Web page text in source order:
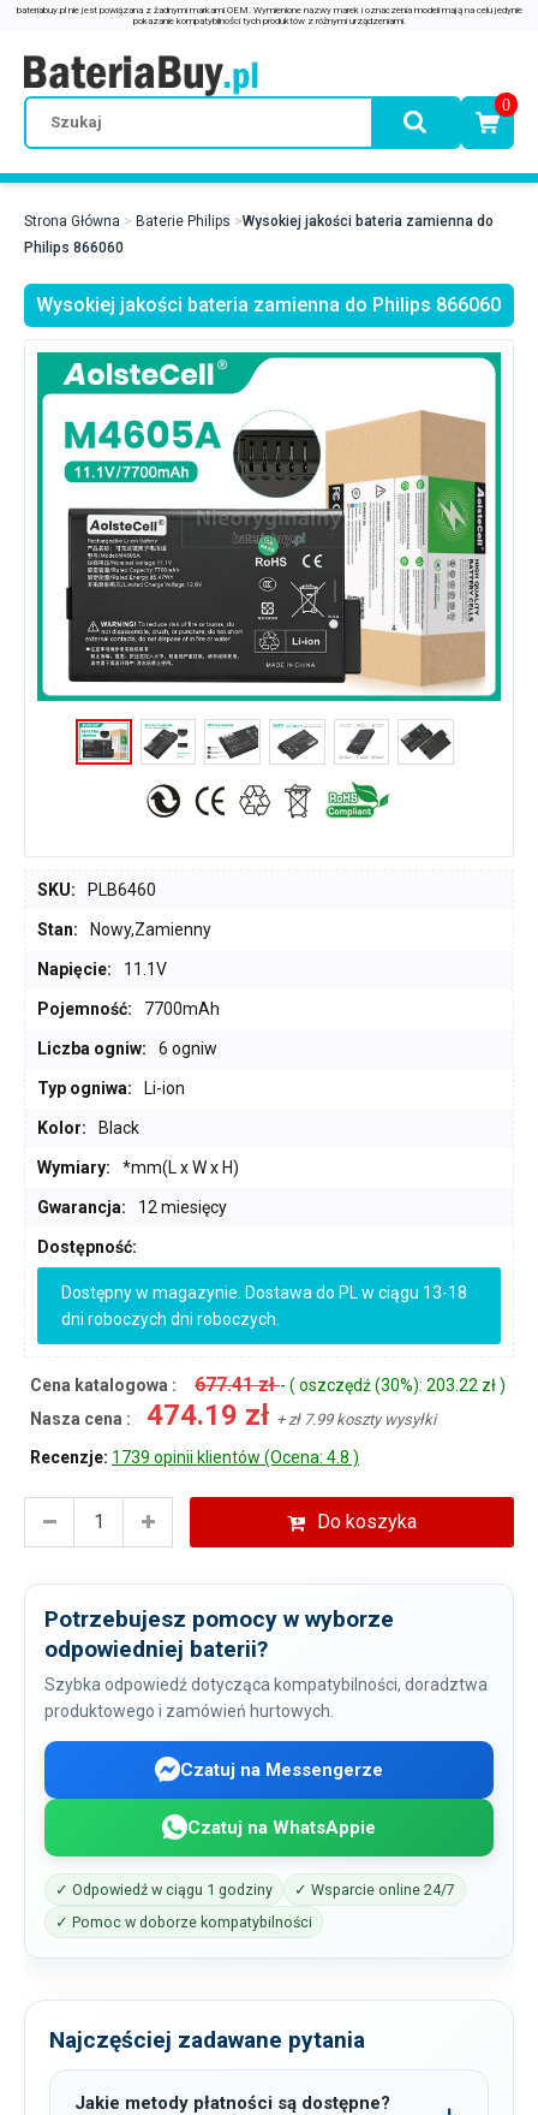
0
Strona Główna Baterie Philips
Wysokiej jakości bateria zamienna do
Philips 866060
Wysokiej jakości bateria zamienna do Philips 866060
SKU: PLB6460
Stan: Nowy,Zamienny
Napięcie: 11.1V
Pojemność: 7700mAh
Liczba ogniw: 6 ogniw
Typ ogniwa: Li-ion
Kolor: Black
Wymiary: *mm(L x W x H)
Gwarancja: 12 miesięcy
Dostępność:
Dostępny w magazynie. Dostawa do PL w ciągu 13-18
dni roboczych dni roboczych.
Cena katalogowa : 677.41 zł- ( oszczędź (30%): 203.22 zł )
Nasza cena :
474.19 zł + zł 7.99 koszty wysyłki
Recenzje: 1739 opinii klientów (Ocena: 4.8 )
Do koszyka
Potrzebujesz pomocy w wyborze
odpowiedniej baterii?
Szybka odpowiedź dotycząca kompatybilności, doradztwa
produktowego i zamówień hurtowych.
Czatuj na Messengerze
Czatuj na WhatsAppie
✓ Odpowiedź w ciągu 1 godziny
✓ Wsparcie online 24/7
✓ Pomoc w doborze kompatybilności
Najczęściej zadawane pytania
Jakie metody płatności są dostępne?